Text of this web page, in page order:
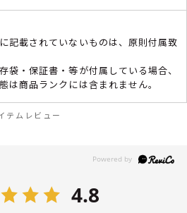
記載されていないものは、原則付属致
袋・保証書・等が付属している場合、
は商品ランクには含まれません。
テムレビュー
4.8